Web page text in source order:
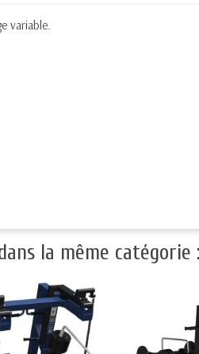
variable.
la même catégorie